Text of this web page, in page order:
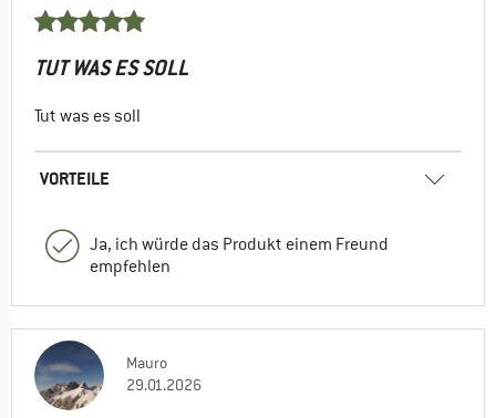
TUT WAS ES SOLL
Tut was es soll
VORTEILE
Ja, ich würde das Produkt einem Freund
empfehlen
Mauro
29.01.2026